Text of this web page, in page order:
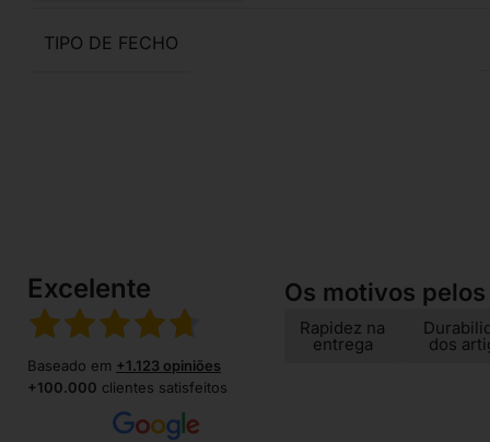
TIPO DE FECHO
Excelente
Baseado em +1.123 opiniões
+100.000 clientes satisfeitos
Os motivos
Rapidez na
entrega dos